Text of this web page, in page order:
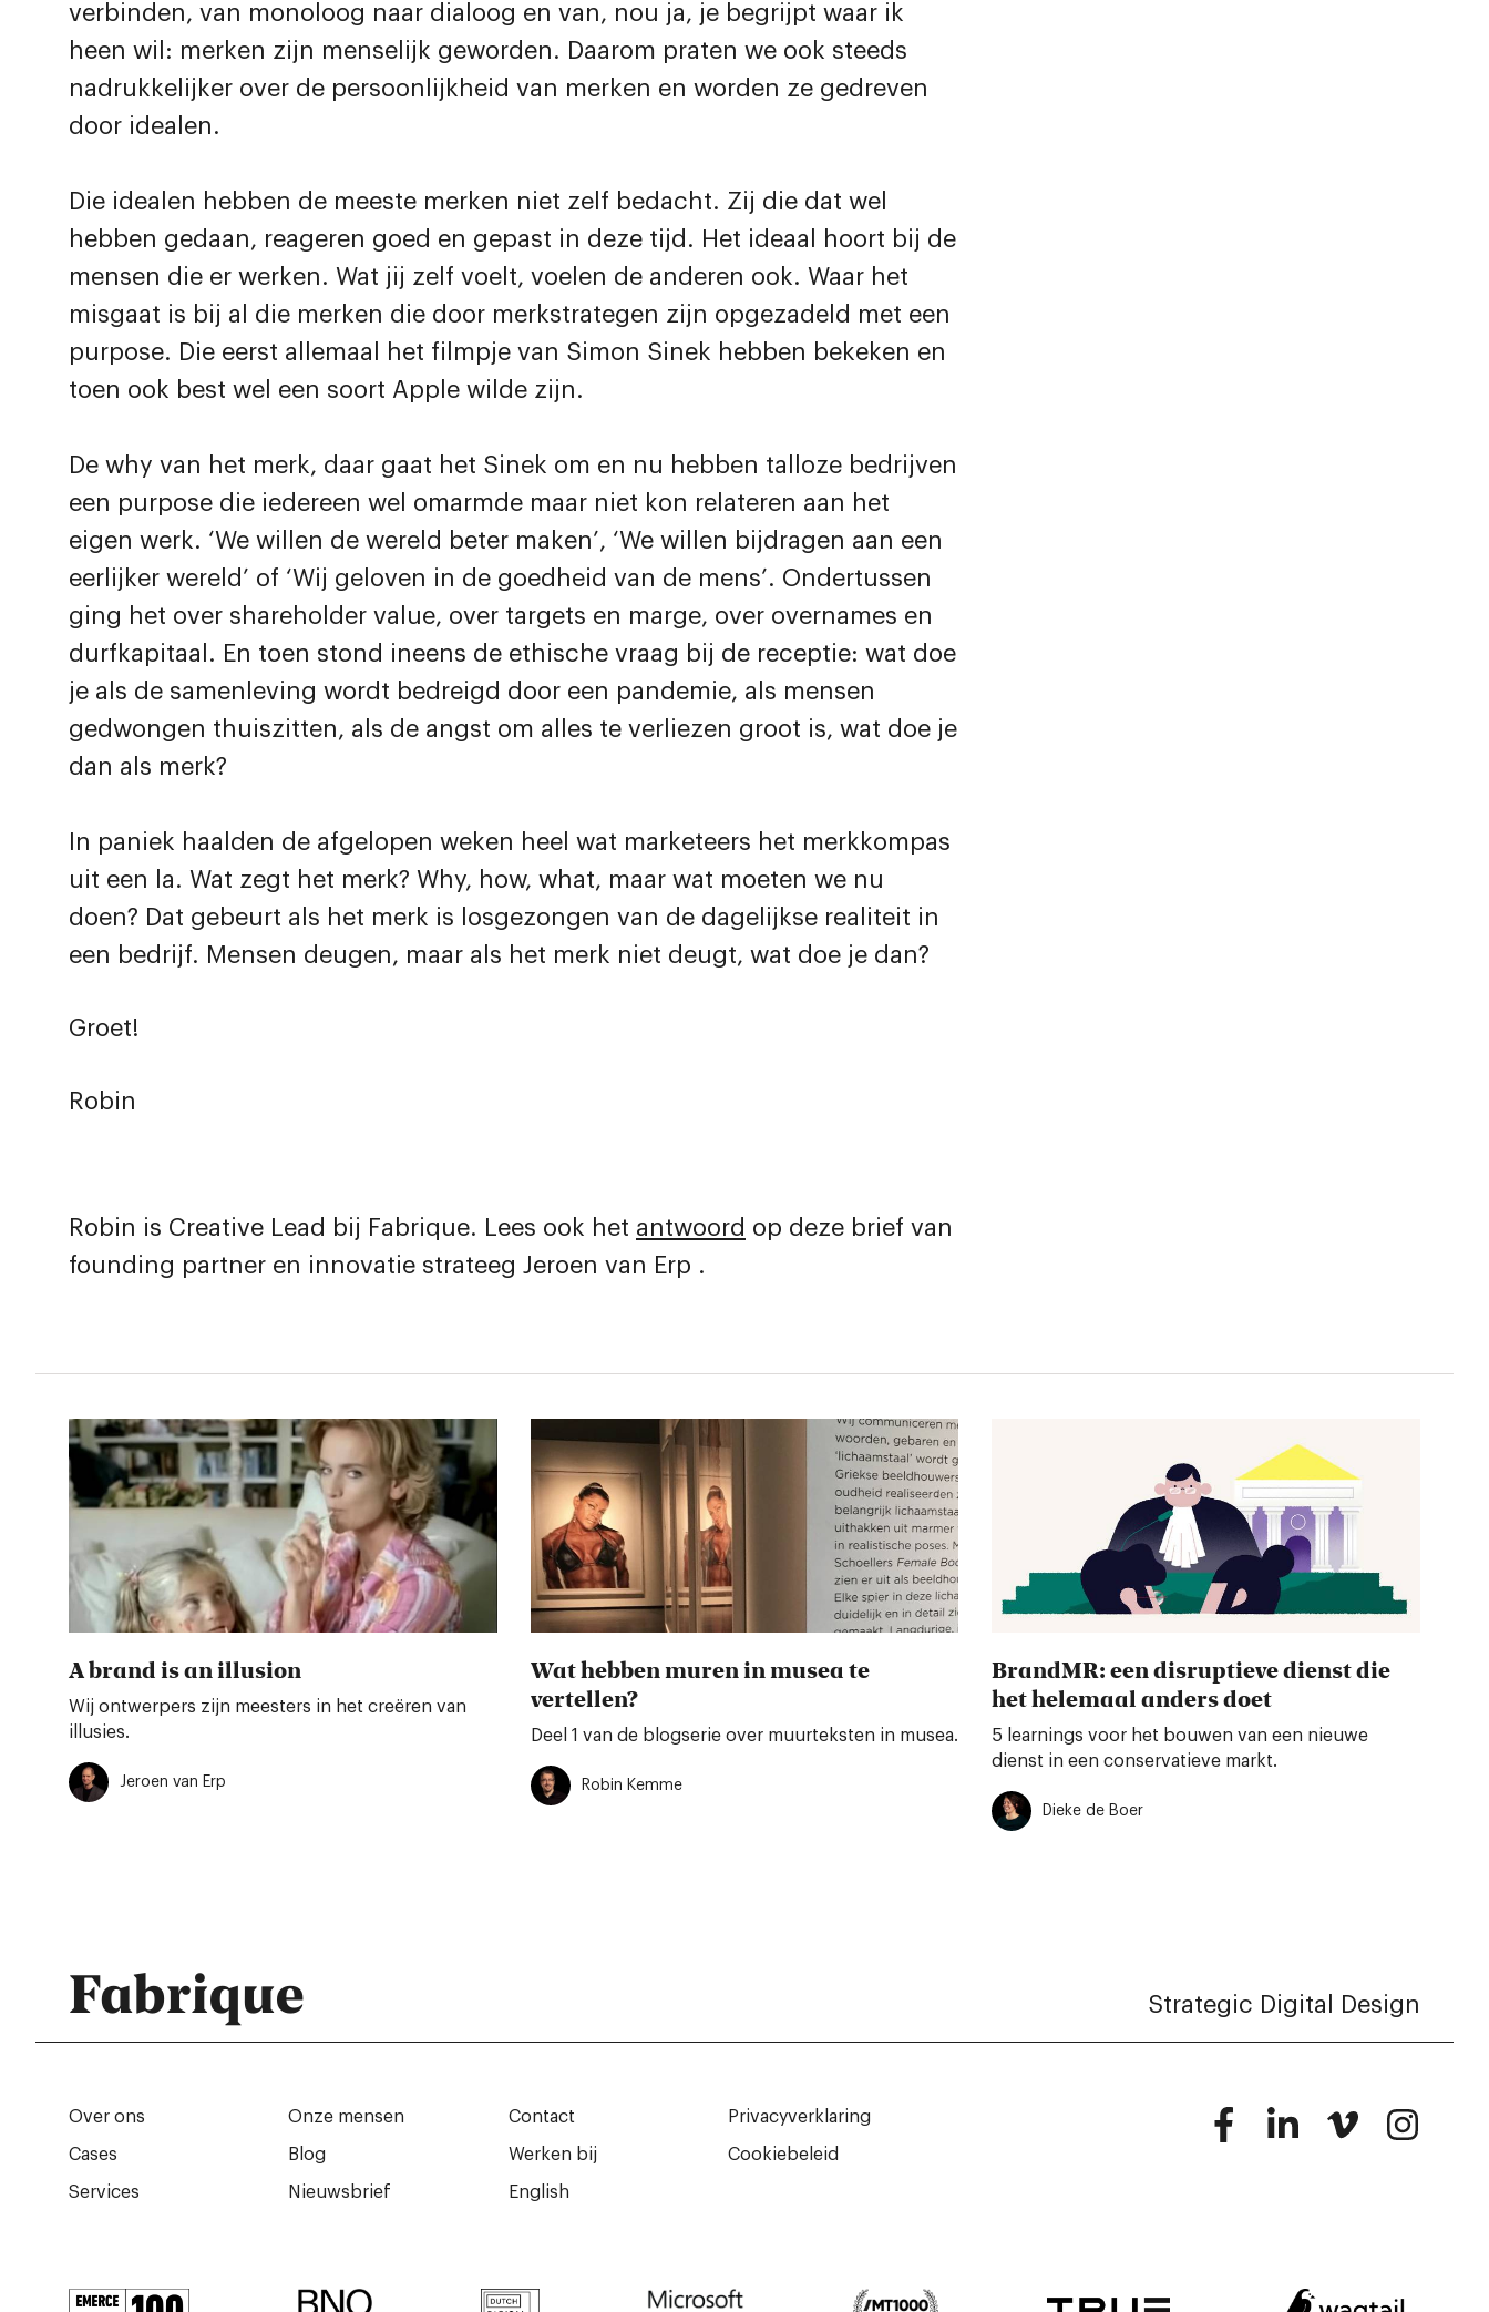
verbinden, van monoloog naar dialoog en van, nou ja, je begrijpt waar ik
heen wil: merken zijn menselijk geworden. Daarom praten we ook steeds
nadrukkelijker over de persoonlijkheid van merken en worden ze gedreven
door idealen.
Die idealen hebben de meeste merken niet zelf bedacht. Zij die dat wel
hebben gedaan, reageren goed en gepast in deze tijd. Het ideaal hoort bij de
mensen die er werken. Wat jij zelf voelt, voelen de anderen ook. Waar het
misgaat is bij al die merken die door merkstrategen zijn opgezadeld met een
purpose. Die eerst allemaal het filmpje van Simon Sinek hebben bekeken en
toen ook best wel een soort Apple wilde zijn.
De why van het merk, daar gaat het Sinek om en nu hebben talloze bedrijven
een purpose die iedereen wel omarmde maar niet kon relateren aan het
eigen werk. ‘We willen de wereld beter maken’, ‘We willen bijdragen aan een
eerlijker wereld’ of ‘Wij geloven in de goedheid van de mens’. Ondertussen
ging het over shareholder value, over targets en marge, over overnames en
durfkapitaal. En toen stond ineens de ethische vraag bij de receptie: wat doe
je als de samenleving wordt bedreigd door een pandemie, als mensen
gedwongen thuiszitten, als de angst om alles te verliezen groot is, wat doe je
dan als merk?
In paniek haalden de afgelopen weken heel wat marketeers het merkkompas
uit een la. Wat zegt het merk? Why, how, what, maar wat moeten we nu
doen? Dat gebeurt als het merk is losgezongen van de dagelijkse realiteit in
een bedrijf. Mensen deugen, maar als het merk niet deugt, wat doe je dan?
Groet!
Robin
Robin is Creative Lead bij Fabrique. Lees ook het antwoord op deze brief van
founding partner en innovatie strateeg Jeroen van Erp .
A brand is an illusion
Wij ontwerpers zijn meesters in het creëren van
illusies.
Jeroen van Erp
Wat hebben muren in musea te
vertellen?
Deel 1 van de blogserie over muurteksten in musea.
Robin Kemme
BrandMR: een disruptieve dienst die
het helemaal anders doet
5 learnings voor het bouwen van een nieuwe
dienst in een conservatieve markt.
Dieke de Boer
Fabrique Strategic Digital Design
Over ons
Cases
Services
Onze mensen
Blog
Nieuwsbrief
Contact
Werken bij
English
Privacyverklaring
Cookiebeleid